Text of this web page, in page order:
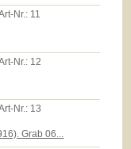
Nr.: 11
Nr.: 12
Nr.: 13
Grab 06...